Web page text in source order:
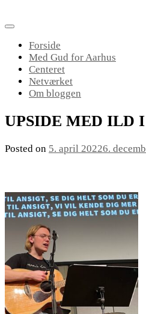
to
Forside
Med Gud for Aarhus
Centeret
Netværket
Om bloggen
UPSIDE MED ILD I
Posted on 5. april 20226.